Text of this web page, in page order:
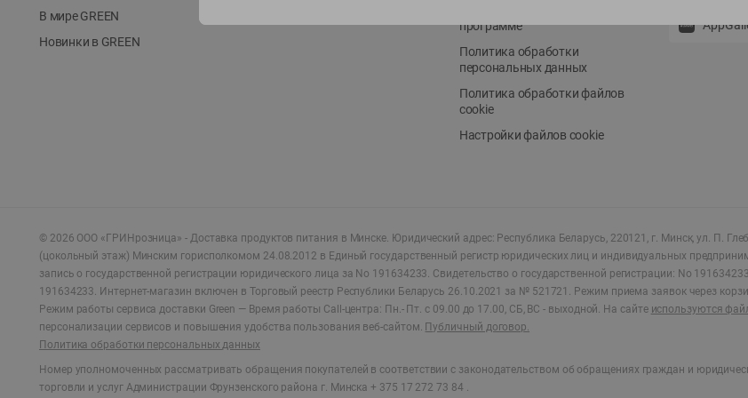
В мире GREEN
Новинки в GREEN
программе
Политика обработки
персональных данных
Политика обработки файлов
cookie
Настройки файлов cookie
© 2026 ООО «ГРИНрозница» - Доставка продуктов питания в Минске. Юридический адрес: Республика Беларусь, 220121, г. Минск, ул. П.
(цокольный этаж) Минским горисполкомом 24.08.2012 в Единый государственный регистр юридических лиц и индивидуальных
запись о государственной регистрации юридического лица за No 191634233. Свидетельство о государственной регистрации: No
191634233. Интернет-магазин включен в Торговый реестр Республики Беларусь 26.10.2021 за № 521721. Режим приема заявок через
Режим работы сервиса доставки Green — Время работы Call-центра: Пн.- Пт. с 09.00 до 17.00, СБ, ВС - выходной. На сайте используются
персонализации сервисов и повышения удобства пользования веб-сайтом. Публичный договор.
Политика обработки персональных данных
Номер уполномоченных рассматривать обращения покупателей в соответствии с законодательством об обращениях граждан и
торговли и услуг Администрации Фрунзенского района г. Минска + 375 17 272 73 84 .